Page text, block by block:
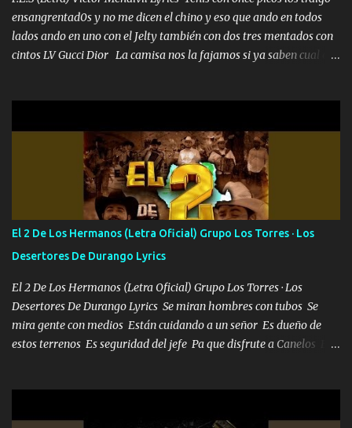
ensangrentad0s y no me dicen el chino y eso que ando en todos
lados ando en uno con el Jelty también con dos tres mentados con
cintos LV Gucci Dior La camisa nos la fajamos si ya saben cual es
estándares 110 mil records de pistas no me falta mucho para
verme en las revistas Ya pasé Italia Japón Madrid Milán y también
Francia ropa de 100.000 bolas Louis vuitton es mi fragancia
repleta de presidentes la bolsa estoy en mi pic si no se han dado
cuenta chequeen gráficas del kitch
El 2 De Los Hermanos (Letra Oficial) Grupo Los Torres · Los
Desertores De Durango Lyrics
El 2 De Los Hermanos (Letra Oficial) Grupo Los Torres · Los
Desertores De Durango Lyrics Se miran hombres con tubos Se
mira gente con medios Están cuidando a un señor Es dueño de
estos terrenos Es seguridad del jefe Pa que disfrute a Canelos Es
ni tampoco las mujeres porque es platica de grandes por eso hay